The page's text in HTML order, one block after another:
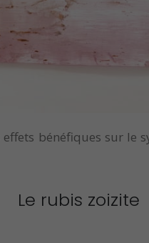
effets bénéfiques sur le
Le rubis zoizite